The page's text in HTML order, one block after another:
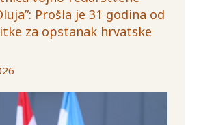
Prošla je 31 godina od
za opstanak hrvatske